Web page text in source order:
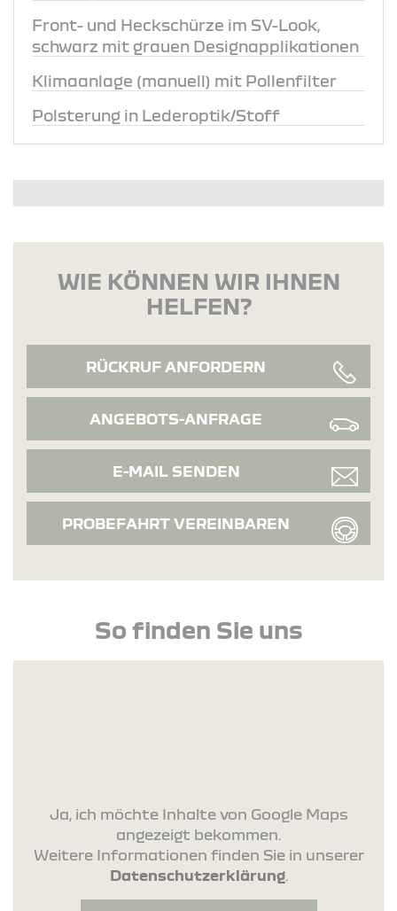
Front- und Heckschürze im SV-Look,
schwarz mit grauen Designapplikationen
Klimaanlage (manuell) mit Pollenfilter
Polsterung in Lederoptik/Stoff
WIE KÖNNEN WIR IHNEN
HELFEN?
RÜCKRUF ANFORDERN
ANGEBOTS-ANFRAGE
E-MAIL SENDEN
PROBEFAHRT VEREINBAREN
So finden Sie uns
Ja, ich möchte Inhalte von Google Maps
angezeigt bekommen.
Weitere Informationen finden Sie in unserer
Datenschutzerklärung.